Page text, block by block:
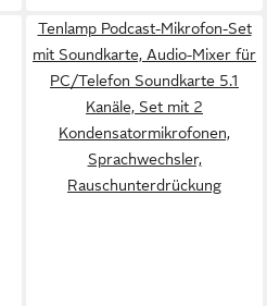
Tenlamp Podcast-Mikrofon-Set
mit Soundkarte, Audio-Mixer für
PC/Telefon Soundkarte 5.1
Kanäle, Set mit 2
Kondensatormikrofonen,
Sprachwechsler,
Rauschunterdrückung